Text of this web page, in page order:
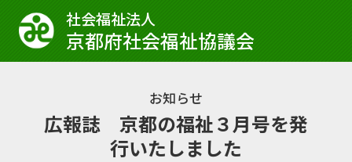
社会福祉法⼈
京都府社会福祉協議会
お知らせ
広報誌 京都の福祉３月号を発
行いたしました